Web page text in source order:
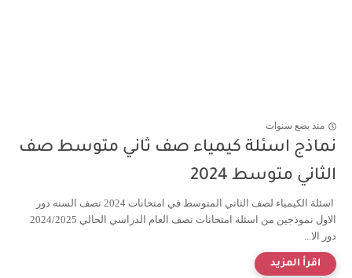
منذ بضع سنوات
نماذج اسئلة كيمياء صف ثاني متوسط صف
الثاني متوسط 2024
اسئلة الكيمياء لصف الثاني المتوسط في امتحانات 2024 نصف السنه دور
الاول نموذجين من اسئلة امتحانات نصف العام الدراسي الحالي 2024/2025
دور الا...